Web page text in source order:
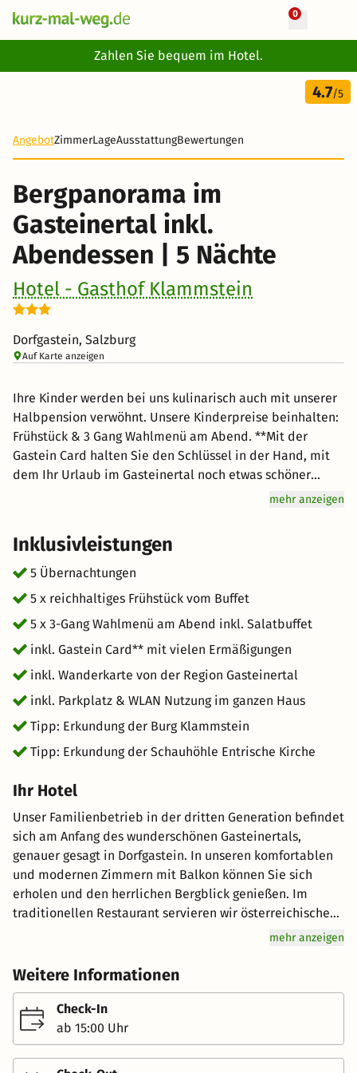
0
Zahlen Sie bequem im Hotel.
6 Tage
355 €
4.7/5
AngebotZimmerLageAusstattungBewertungen
Bergpanorama im
Gasteinertal inkl.
Abendessen | 5 Nächte
Hotel - Gasthof Klammstein
Dorfgastein, Salzburg
Auf Karte anzeigen
Ihre Kinder werden bei uns kulinarisch auch mit unserer
Halbpension verwöhnt. Unsere Kinderpreise beinhalten:
Frühstück & 3 Gang Wahlmenü am Abend. **Mit der
Gastein Card halten Sie den Schlüssel in der Hand, mit
dem Ihr Urlaub im Gasteinertal noch etwas schöner
werden kann. Die Gastein Card bekommen Sie kostenlos
im Gasteinertal kostenlos oder mit bis zu -50%
Ermäßigung, zum Beispiel geführte Skitouren oder
Schneeschuhwanderungen im Winterurlaub. Zahlreiche
Sommerkonzerte oder geführte Radtouren durch
zauberhafte Landschaften, stehen im Sommerurlaub auf
dem Programm. Ganz von Jahreszeiten unabhängig ist
das Gesundheitsangebot. Entspannen Sie in den
Gasteiner Thermen, dem Gasteiner Dunstbad oder dem
Gasteiner Heilstollen zu vergünstigten Eintrittspreisen.
mehr anzeigen
Inklusivleistungen
5 Übernachtungen
5 x reichhaltiges Frühstück vom Buffet
5 x 3-Gang Wahlmenü am Abend inkl. Salatbuffet
inkl. Gastein Card** mit vielen Ermäßigungen
inkl. Wanderkarte von der Region Gasteinertal
inkl. Parkplatz & WLAN Nutzung im ganzen Haus
Tipp: Erkundung der Burg Klammstein
Tipp: Erkundung der Schauhöhle Entrische Kirche
Ihr Hotel
Unser Familienbetrieb in der dritten Generation befindet
sich am Anfang des wunderschönen Gasteinertals,
genauer gesagt in Dorfgastein. In unseren komfortablen
und modernen Zimmern mit Balkon können Sie sich
erholen und den herrlichen Bergblick genießen. Im
traditionellen Restaurant servieren wir österreichische
Hausmannskost und exzellente Weine, um Ihre
Zimmer sind hell, freundlich und komfortabel
eingerichtet. Sie verfügen über eine Badewanne oder
Dusche, Kabel-TV und einen Balkon, von dem Sie die
beeindruckende Gasteiner Bergwelt bewundern können.
WLAN ist im gesamten Haus verfügbar. Ein reichhaltiges
Frühstücksbuffet erwartet Sie jeden Morgen mit
mehr anzeigen
Weitere Informationen
Check-In
ab 15:00 Uhr